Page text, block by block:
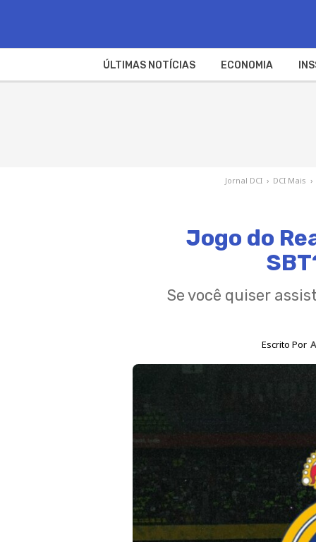
ÚLTIMAS NOTÍCIAS ECONOMIA
Jornal DCI › DCI Mais ›
Jogo do
Se você quiser
Escrito Por